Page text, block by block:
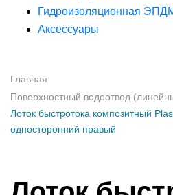
Гидроизоляционная
Аксессуары
Главная
Поверхностный водоотвод
Лоток быстротока композитный
односторонний правый